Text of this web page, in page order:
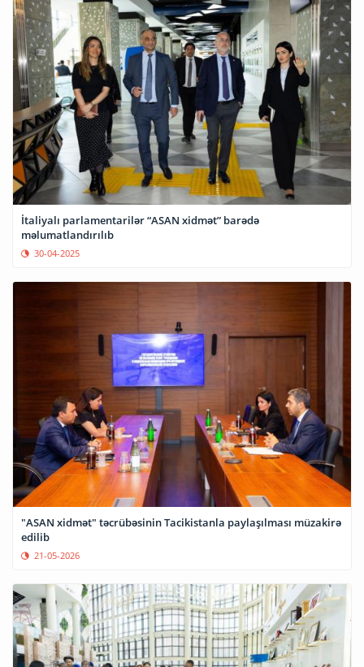
İtaliyalı parlamentarilər “ASAN xidmət” barədə
məlumatlandırılıb
30-04-2025
"ASAN xidmət" təcrübəsinin Tacikistanla paylaşılması müzakirə
edilib
21-05-2026